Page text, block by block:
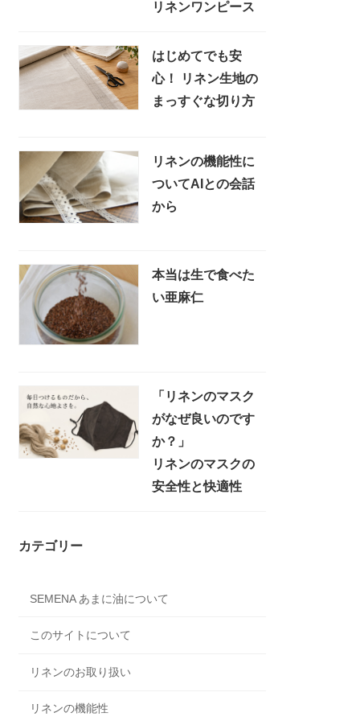
リネンワンピース
はじめてでも安
心！ リネン生地の
まっすぐな切り方
リネンの機能性に
ついてAIとの会話
から
本当は生で食べた
い亜麻仁
「リネンのマスク
がなぜ良いのです
か？」
リネンのマスクの
安全性と快適性
カテゴリー
SEMENA あまに油について
このサイトについて
リネンのお取り扱い
リネンの機能性